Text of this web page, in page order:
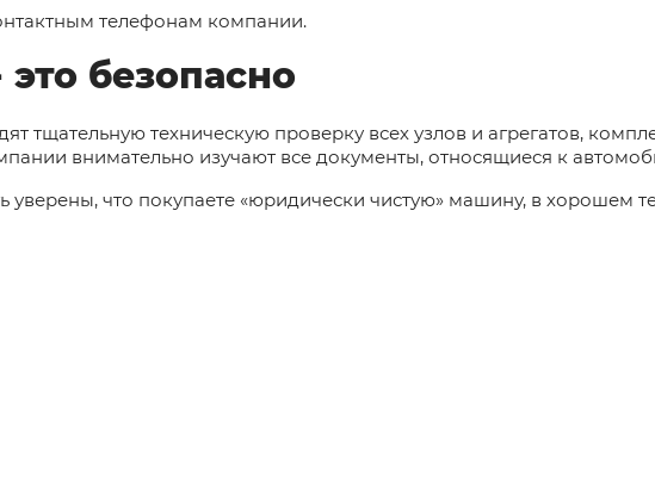
телефонам компании.
безопасно
тщательную техническую проверку всех узлов и агрегатов,
внимательно изучают все документы, относящиеся к
что покупаете «юридически чистую» машину, в хорошем